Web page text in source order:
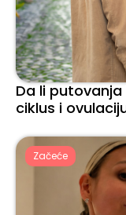
Da li
ciklus i
Začeće